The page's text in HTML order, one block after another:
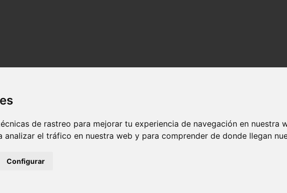
de rastreo para mejorar tu experiencia de navegación en
analizar el tráfico en nuestra web y para comprender de donde llegan
Configurar